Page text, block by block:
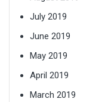
July 2019
June 2019
May 2019
April 2019
March 2019